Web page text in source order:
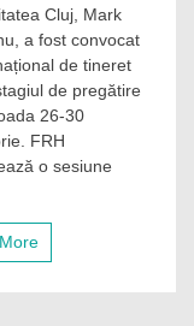
la
„U”
convocat
la
lotul
național
de
Cluj, Mark
a fost convocat
de tineret
de pregătire
26-30
FRH
o sesiune